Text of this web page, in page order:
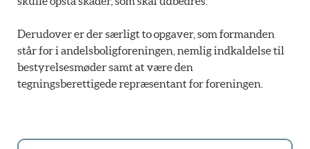
Derudover er der særligt to opgaver, som formanden
står for i andelsboligforeningen, nemlig indkaldelse til
bestyrelsesmøder samt at være den
tegningsberettigede repræsentant for foreningen.